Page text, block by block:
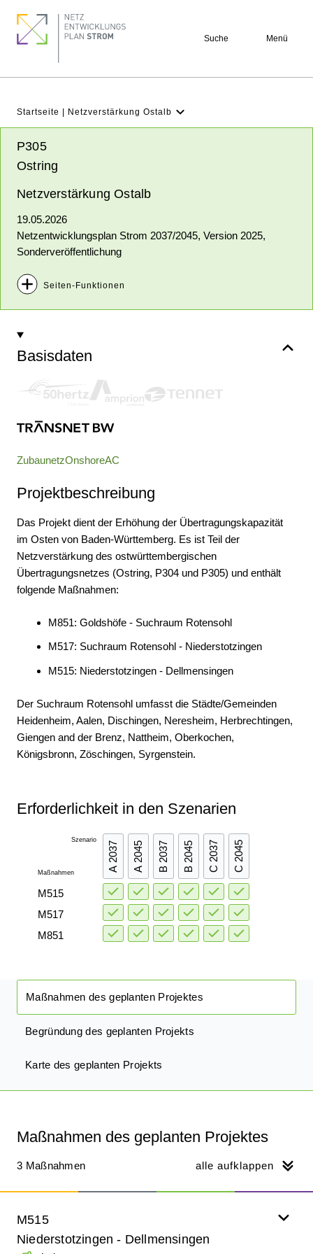
zum
Inhalt
Suche Menü
Pfadnavigation
Startseite
Netzverstärkung Ostalb
NEP Aktuell
Beteiligung
P305
Ostring
Netzverstärkung Ostalb
19.05.2026
Netzentwicklungsplan Strom 2037/2045, Version 2025,
Sonderveröffentlichung
Seiten-Funktionen
Projekt teilen
Steckbrief herunterladen
Basisdaten
ZubaunetzOnshoreAC
Projektbeschreibung
Das Projekt dient der Erhöhung der Übertragungskapazität
im Osten von Baden-Württemberg. Es ist Teil der
Netzverstärkung des ostwürttembergischen
Übertragungsnetzes (Ostring, P304 und P305) und enthält
folgende Maßnahmen:
M851: Goldshöfe - Suchraum Rotensohl
M517: Suchraum Rotensohl - Niederstotzingen
M515: Niederstotzingen - Dellmensingen
Der Suchraum Rotensohl umfasst die Städte/Gemeinden
Heidenheim, Aalen, Dischingen, Neresheim, Herbrechtingen,
Giengen and der Brenz, Nattheim, Oberkochen,
Königsbronn, Zöschingen, Syrgenstein.
Erforderlichkeit in den Szenarien
Szenario
Maßnahmen A 2037 A 2045 B 2037 B 2045 C 2037 C 2045
M515
M517
M851
Maßnahmen des geplanten Projektes
Begründung des geplanten Projekts
Karte des geplanten Projekts
Maßnahmen des geplanten Projektes
3 Maßnahmen alle aufklappen
M515
Niederstotzingen - Dellmensingen
quick
links